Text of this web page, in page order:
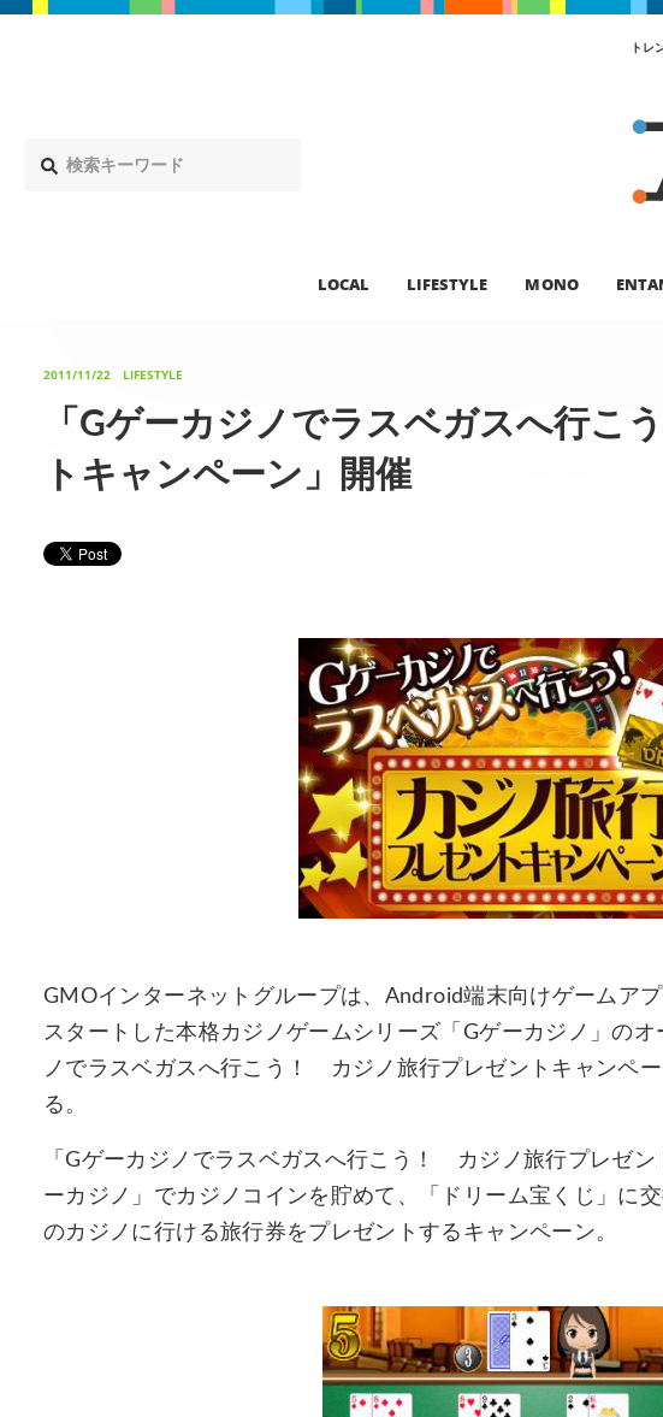
トレ
LOCAL LIFESTYLE MONO
2011/11/22 LIFESTYLE
「Gゲーカジノでラスベガスへ行こ
トキャンペーン」開催
GMOインターネットグループは、Android端末向けゲームア
スタートした本格カジノゲームシリーズ「Gゲーカジノ」の
ノでラスベガスへ行こう！ カジノ旅行プレゼントキャンペ
る。
「Gゲーカジノでラスベガスへ行こう！ カジノ旅行プレゼ
ーカジノ」でカジノコインを貯めて、「ドリーム宝くじ」に
のカジノに行ける旅行券をプレゼントするキャンペーン。